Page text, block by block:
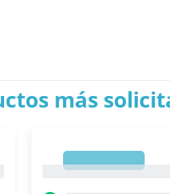
más